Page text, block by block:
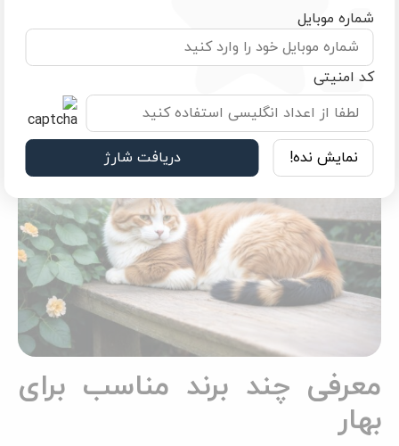
بهاری‌اش حساسیت داشته باشد. در این حالت، حذف ماده مشکوک از
غذای گربه در بهار و جایگزینی با غذای ساده و بدون افزودنی، راه‌حل
مؤثری‌ست.
معرفی چند برند مناسب برای
بهار
شماره موبایل
کد امنیتی
نمایش نده! دریافت شارژ